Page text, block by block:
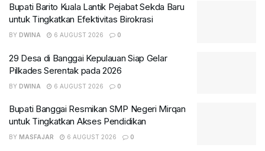
Bupati Barito Kuala Lantik Pejabat Sekda Baru
untuk Tingkatkan Efektivitas Birokrasi
BY DWINA 6 AUGUST 2026 0
29 Desa di Banggai Kepulauan Siap Gelar
Pilkades Serentak pada 2026
BY DWINA 6 AUGUST 2026 0
Bupati Banggai Resmikan SMP Negeri Mirqan
untuk Tingkatkan Akses Pendidikan
BY MASFAJAR 6 AUGUST 2026 0